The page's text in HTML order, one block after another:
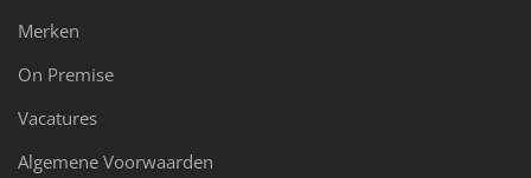
Merken
On Premise
Vacatures
Algemene Voorwaarden